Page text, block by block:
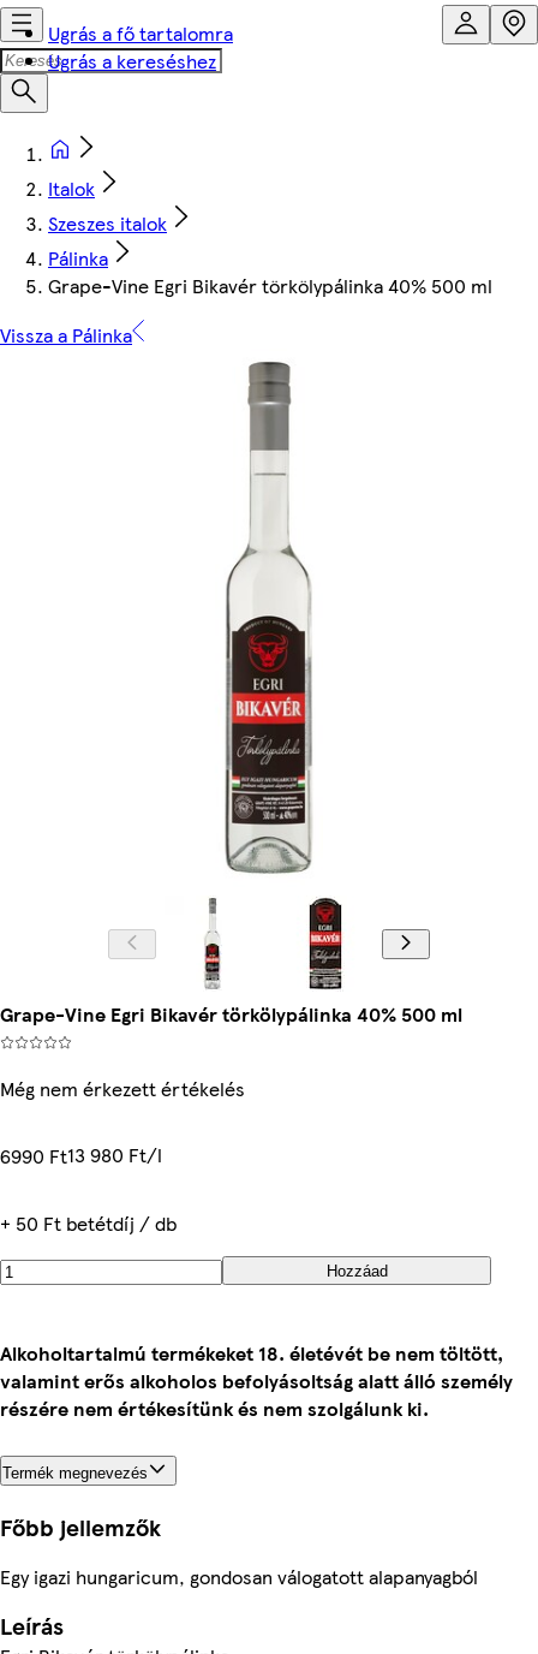
Ugrás a fő tartalomra
Ugrás a kereséshez
Italok
Szeszes italok
Pálinka
Grape-Vine Egri Bikavér törkölypálinka 40% 500 ml
Vissza a Pálinka
Grape-Vine Egri Bikavér törkölypálinka 40% 500 ml
Még nem érkezett értékelés
6990 Ft13 980 Ft/l
+ 50 Ft betétdíj / db
Hozzáad
Alkoholtartalmú termékeket 18. életévét be nem töltött,
valamint erős alkoholos befolyásoltság alatt álló személy
részére nem értékesítünk és nem szolgálunk ki.
Termék megnevezés
Főbb jellemzők
Egy igazi hungaricum, gondosan válogatott alapanyagból
Leírás